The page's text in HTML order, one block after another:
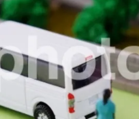
映画
ス・起業
づくり・地域活性化